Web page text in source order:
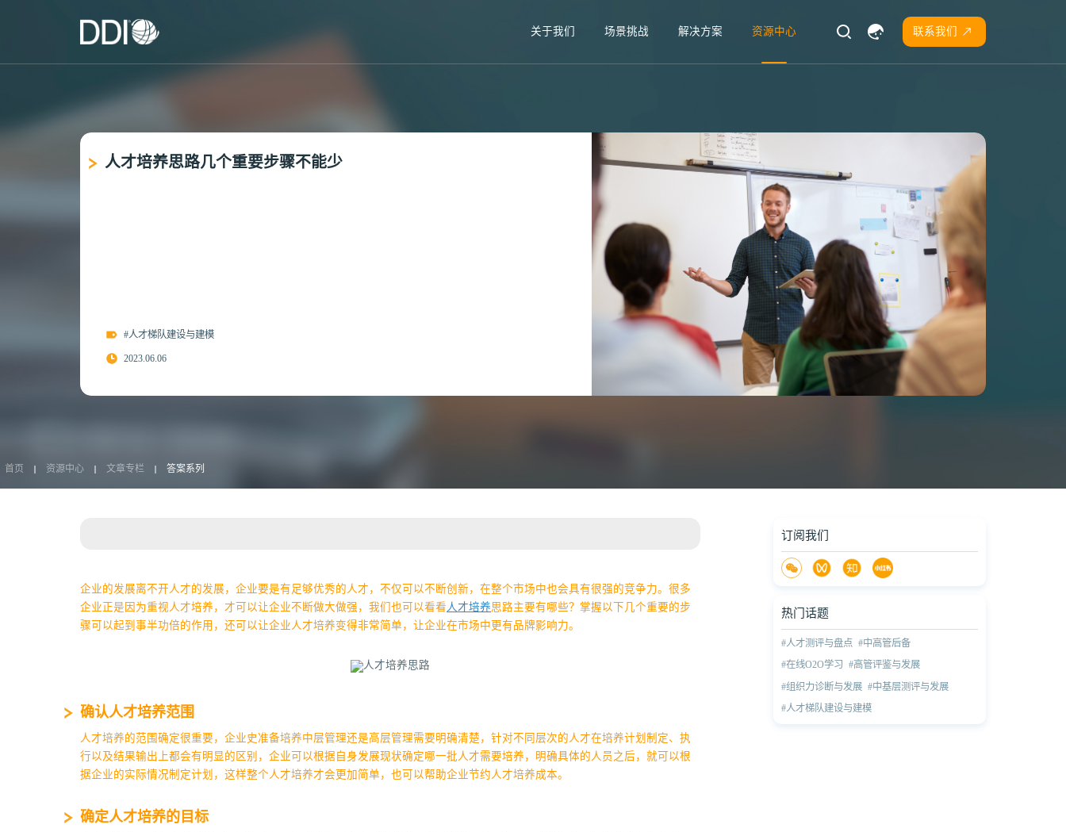
关于我们 场景挑战 解决方案 资源中心 联系我们
人才培养思路几个重要步骤不能少
#人才梯队建设与建模
2023.06.06
首页 资源中心 文章专栏 答案系列
企业的发展离不开人才的发展，企业要是有足够优秀的人才，不仅可以不断创新，在整个市场中也会具有很强的竞争力。很多
企业正是因为重视人才培养，才可以让企业不断做大做强，我们也可以看看人才培养思路主要有哪些？掌握以下几个重要的步
骤可以起到事半功倍的作用，还可以让企业人才培养变得非常简单，让企业在市场中更有品牌影响力。
确认人才培养范围
人才培养的范围确定很重要，企业史准备培养中层管理还是高层管理需要明确清楚，针对不同层次的人才在培养计划制定、执
行以及结果输出上都会有明显的区别，企业可以根据自身发展现状确定哪一批人才需要培养，明确具体的人员之后，就可以根
据企业的实际情况制定计划，这样整个人才培养才会更加简单，也可以帮助企业节约人才培养成本。
确定人才培养的目标
订阅我们
热门话题
#人才测评与盘点 #中高管后备
#在线O2O学习 #高管评鉴与发展
#组织力诊断与发展 #中基层测评与发展
#人才梯队建设与建模